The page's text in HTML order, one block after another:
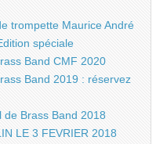
trompette Maurice André
spéciale
Band CMF 2020
Band 2019 : réservez
Brass Band 2018
LE 3 FEVRIER 2018